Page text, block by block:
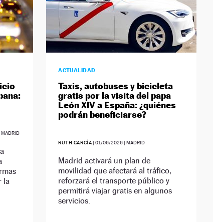
la
ACTUALIDAD
Taxis, autobuses y bicicleta
gratis por la visita del papa
León XIV a España: ¿quiénes
podrán beneficiarse?
RUTH GARCÍA |01/06/2026 | MADRID
Madrid activará un plan de
movilidad que afectará al tráfico,
reforzará el transporte público y
permitirá viajar gratis en algunos
servicios.